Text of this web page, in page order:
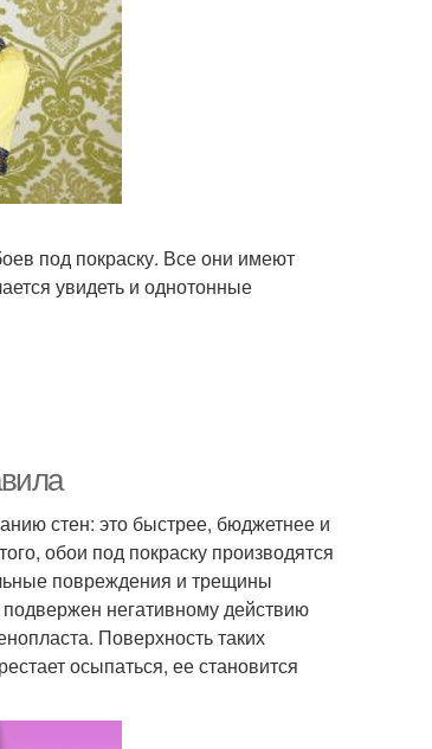
под покраску. Все они имеют
увидеть и однотонные
стен: это быстрее, бюджетнее и
обои под покраску производятся
повреждения и трещины
негативному действию
Поверхность таких
осыпаться, ее становится